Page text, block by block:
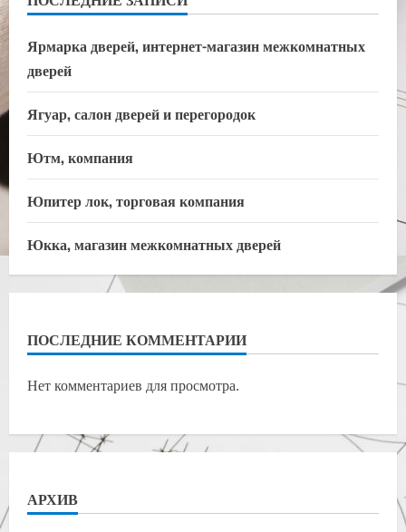
Ярмарка дверей, интернет-магазин межкомнатных
дверей
Ягуар, салон дверей и перегородок
Ютм, компания
Юпитер лок, торговая компания
Юкка, магазин межкомнатных дверей
ПОСЛЕДНИЕ КОММЕНТАРИИ
Нет комментариев для просмотра.
АРХИВ